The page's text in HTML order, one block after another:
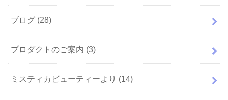
ブログ (28)
プロダクトのご案内 (3)
ミスティカビューティーより (14)